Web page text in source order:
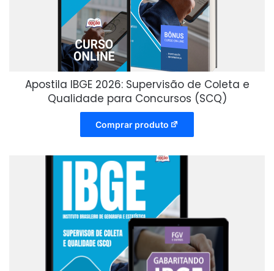
Apostila IBGE 2026: Supervisão de Coleta e
Qualidade para Concursos (SCQ)
Comprar produto